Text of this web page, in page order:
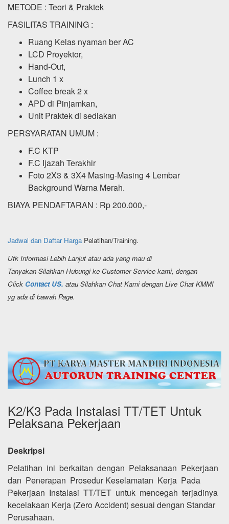
METODE : Teori & Praktek
FASILITAS TRAINING :
Ruang Kelas nyaman ber AC
LCD Proyektor,
Hand-Out,
Lunch 1 x
Coffee break 2 x
APD di Pinjamkan,
Unit Praktek di sediakan
PERSYARATAN UMUM :
F.C KTP
F.C Ijazah Terakhir
Foto 2X3 & 3X4 Masing-Masing 4 Lembar
Background Warna Merah.
BIAYA PENDAFTARAN : Rp 200.000,-
Jadwal dan Daftar Harga Pelatihan/Training.
Utk Informasi Lebih Lanjut atau ada yang mau di
Tanyakan Silahkan Hubungi ke Customer Service kami, dengan
Click Contact US. atau Silahkan Chat Kami dengan Live Chat KMMI
yg ada di bawah Page.
K2/K3 Pada Instalasi TT/TET Untuk
Pelaksana Pekerjaan
Deskripsi
Pelatihan ini berkaitan dengan Pelaksanaan Pekerjaan
dan Penerapan Prosedur Keselamatan Kerja Pada
Pekerjaan Instalasi TT/TET untuk mencegah terjadinya
kecelakaan Kerja (Zero Accident) sesuai dengan Standar
Perusahaan.